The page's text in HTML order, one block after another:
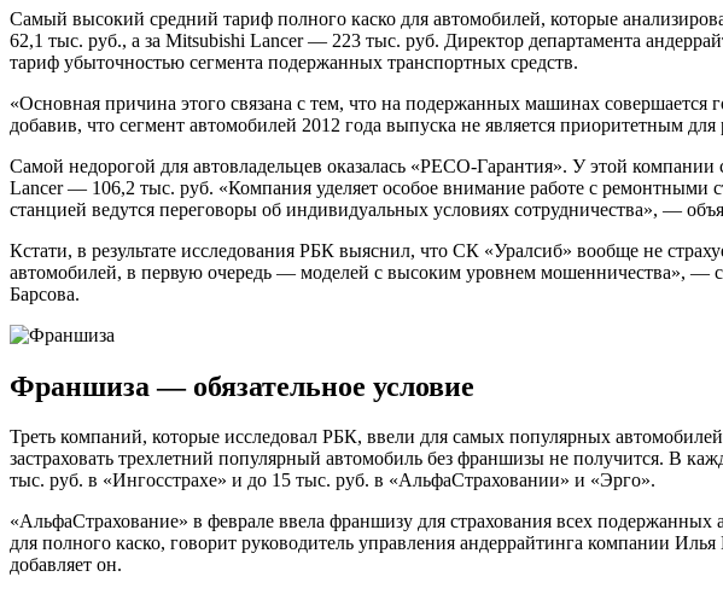
Самый высокий средний тариф полного каско для автомобилей, которые
62,1 тыс. руб., а за Mitsubishi Lancer — 223 тыс. руб. Директор департамента
тариф убыточностью сегмента подержанных транспортных средств.
«Основная причина этого связана с тем, что на подержанных машинах
добавив, что сегмент автомобилей 2012 года выпуска не является приоритетным
Самой недорогой для автовладельцев оказалась «РЕСО-Гарантия». У этой
Lancer — 106,2 тыс. руб. «Компания уделяет особое внимание работе с ремонтными
станцией ведутся переговоры об индивидуальных условиях сотрудничества», —
Кстати, в результате исследования РБК выяснил, что СК «Уралсиб» вообще не
автомобилей, в первую очередь — моделей с высоким уровнем мошенничества», —
Барсова.
Франшиза — обязательное условие
Треть компаний, которые исследовал РБК, ввели для самых популярных
застраховать трехлетний популярный автомобиль без франшизы не получится. В
тыс. руб. в «Ингосстрахе» и до 15 тыс. руб. в «АльфаСтраховании» и «Эрго».
«АльфаСтрахование» в феврале ввела франшизу для страхования всех
для полного каско, говорит руководитель управления андеррайтинга компании
добавляет он.